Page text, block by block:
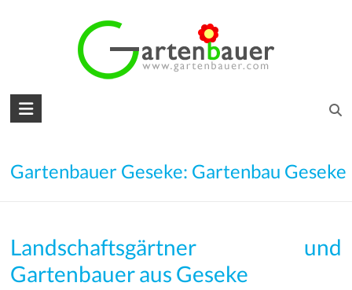
den
Träume
Gartengestaltung
Gartenbauer Geseke: Gartenbau Geseke
Landschaftsgärtner und
Gartenbauer aus Geseke